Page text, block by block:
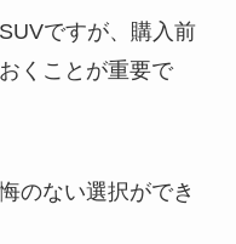
ですが、購入前
くことが重要で
のない選択ができ